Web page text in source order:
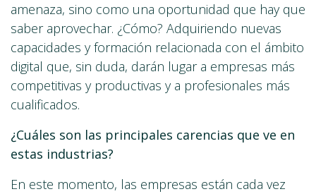
amenaza, sino como una oportunidad que hay que
saber aprovechar. ¿Cómo? Adquiriendo nuevas
capacidades y formación relacionada con el ámbito
digital que, sin duda, darán lugar a empresas más
competitivas y productivas y a profesionales más
cualificados.
¿Cuáles son las principales carencias que ve en
estas industrias?
En este momento, las empresas están cada vez